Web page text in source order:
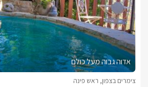
הזמנות טלפוניות בלבד
לפרטים נוספים או שאלות אנחנו פה לשירותכם
בברכה, יאיר -072-2456883
אדוה גבוה מעל כולם
צימרים בצפון, ראש פינה